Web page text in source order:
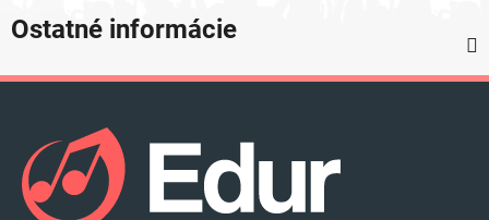
Ostatné informácie